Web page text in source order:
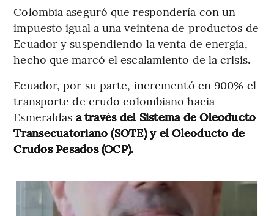
Colombia aseguró que respondería con un
impuesto igual a una veintena de productos de
Ecuador y suspendiendo la venta de energía,
hecho que marcó el escalamiento de la crisis.
Ecuador, por su parte, incrementó en 900% el
transporte de crudo colombiano hacia
Esmeraldas a través del Sistema de Oleoducto
Transecuatoriano (SOTE) y el Oleoducto de
Crudos Pesados (OCP).